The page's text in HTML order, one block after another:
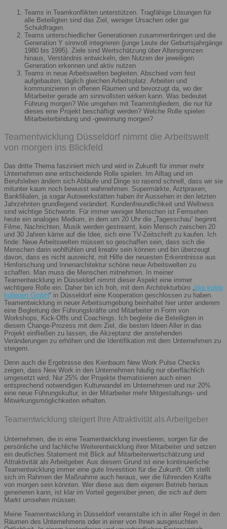
Teams in Teamkonflikten unterstützen. Tragfähige Lösungen für
alle Beteiligten sind das Ziel, weniger Ursachen oder gar
Schuldfragen.
Teams unterschiedlicher Generationen zusammenbringen und die
Generation Y sinnvoll integrieren (junge Leute der Geburtsjahrgänge
1980 bis 1995). Ziele sind Wertschätzung über Altersgrenzen
hinaus, Verständnis entwickeln, den Nutzen der jeweiligen
Generation erkennen und aktiv nutzen
Teams in neue Arbeitswelten begleiten. Abschied vom fest
aufgebauten, täglich gleichen Arbeitsplatz. Arbeiten und
kommunizieren in offenen Räumen und bevorzugt da, wo der
Mitarbeiter gerade am sinnvollsten wirken kann. Was bedeutet
Führung morgen? Wie umgehen mit Teammitgliedern, die nur für
dieses eine Projekt beschäftigt werden? Welche Rolle spielen
Mitarbeiterbindung und -gewinnung morgen?
Teamentwicklung Düsseldorf nimmt die Arbeitswelt
von morgen ins Blickfeld
Das dritte Thema fasziniert mich und wird in Zukunft für immer mehr
Unternehmen eine entscheidende Rolle spielen. Im Alltag und im
Berufsleben ändern sich Abläufe und Dinge so rasend schnell, dass wir sie
mitunter kaum noch bewusst wahrnehmen. Supermärkte, Arztpraxen,
Bankfilialen, ja sogar Autowerkstätten haben ihr Aussehen in den letzten
Jahrzehnten grundlegend verändert. Kundenfreundlichkeit und Wellness
sind wichtige Stichworte. Für immer weniger Menschen ist Fernsehen
heute ein analoges Medium, in dem um 20 Uhr die „Tagesschau“ beginnt.
Filme, Nachrichten, Musik werden gestreamt, kein Mensch zwischen 20
und 30 Jahren käme auf die Idee, sich eine TV-Zeitschrift zu kaufen. Ich
finde: Neue Arbeitswelten müssen so geschaffen sein, dass sich die
Menschen darin wohlfühlen und kreativ sein können und bin überzeugt
davon, dass es nicht ausreicht, mit Hilfe der neuesten Erkenntnisse aus
Hirnforschung und Innenarchitektur schöne neue Arbeitswelten zu
schaffen. Man muss die Menschen mitnehmen. In meiner
Teamentwicklung in Düsseldorf nimmt dieser Aspekt eine immer
wichtigere Rolle ein. Daher bin ich froh, mit dem Architekturbüro „bkp kolde
kollegen GmbH“ in Düsseldorf eine Kooperation geschlossen zu haben.
Teamentwicklung in neuer Arbeitsumgebung beinhaltet hier unter anderem
eine Begleitung der Führungskräfte und Mitarbeiter in Form von
Workshops, Kick-Offs und Coachings. Ich begleite die Beteiligten in
diesem Change-Prozess mit dem Ziel, die besten Ideen Aller in das
Projekt einfließen zu lassen, die Akzeptanz der anstehenden
Veränderungen zu erhöhen und die Identifikation mit dem Unternehmen zu
steigern.
Denn auch die Ergebnisse des Kienbaum New Work Pulse Checks
zeigen, dass New Work in den Unternehmen häufig nur oberflächlich
umgesetzt wird. Nur 25% der Projekte thematisieren auch einen
entsprechend notwendigen Kulturwandel im Unternehmen und nur 20%
eine neue Führungskultur, in der Mitarbeiter mehr Mitgestaltungs- und
Mitwirkungsmöglichkeiten erhalten.
Teamentwicklung steigert Ihre Attraktivität als Arbeitgeber
Unternehmen, die in eine Teamentwicklung investieren, sorgen für die
persönliche und fachliche Weiterentwicklung ihrer Mitarbeiter und setzen
ein deutliches Statement mit Blick auf Mitarbeiterwertschätzung und
Attraktivität als Arbeitgeber. Aus diesem Grund ist eine kontinuierliche
Teamentwicklung immer eine gute Investition für die Zukunft. Oft stellt
sich im Rahmen der Maßnahme auch heraus, wer die führenden Kräfte
von morgen sein könnten. Wer diese aus dem eigenen Betrieb heraus
generieren kann, ist klar im Vorteil gegenüber jenen, die sich auf dem
Markt umsehen müssen.
Meine Teamentwicklung in Düsseldorf veranstalte ich in aller Regel in den
Räumen des Unternehmens oder in einer von Ihnen ausgesuchten